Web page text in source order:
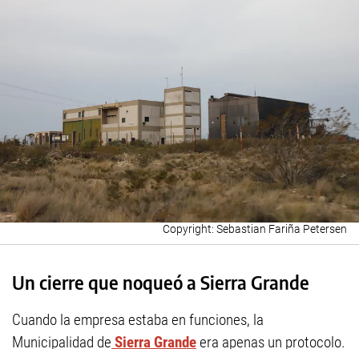
Sebastian Fariña Petersen
Un cierre que noqueó a Sierra Grande
Cuando la empresa estaba en funciones, la
Municipalidad de Sierra Grandeera apenas un protocolo.